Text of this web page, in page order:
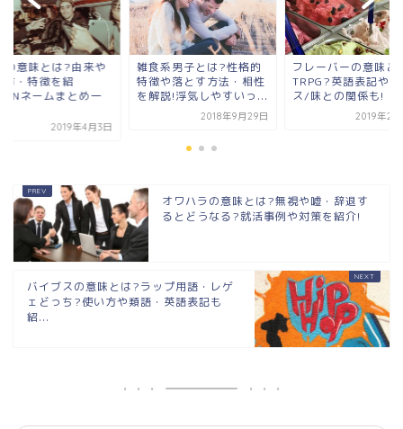
系男子とは?性格的
落とす方法・相性
説!浮気しやすいっ...
フレーバーの意味とは?
TRPG?英語表記やダン
ス/味との関係も!
2019年2月28日
DQNの意味とは?由
読み方・特徴を紹
介!DQNネームまと
オワハラの意味とは?無視や嘘・辞退す
るとどうなる?就活事例や対策を紹介!
バイブスの意味とは?ラップ用語・レゲ
ェどっち?使い方や類語・英語表記も
紹...